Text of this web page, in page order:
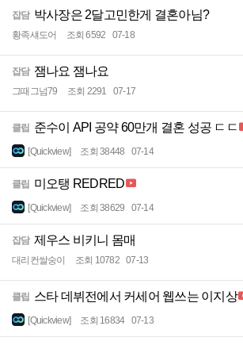
잡담 박사장은 2달고민한게 결혼아님?
황족섀도어 조회 6592 07-18
잡담 잼나요 잼나요
그때그넘79 조회 2291 07-17
클립 준수이 API 공약 60만개 결혼 성공 ㄷㄷ
[Quickview] 조회 38448 07-14
클립 미오탱 REDRED
[Quickview] 조회 38629 07-14
잡담 제우스 비키니 몸매
대리컨쌀숭이 조회 10782 07-13
클립 스타 데뷔전에서 커세어 웹쓰는 이지상
[Quickview] 조회 16834 07-13